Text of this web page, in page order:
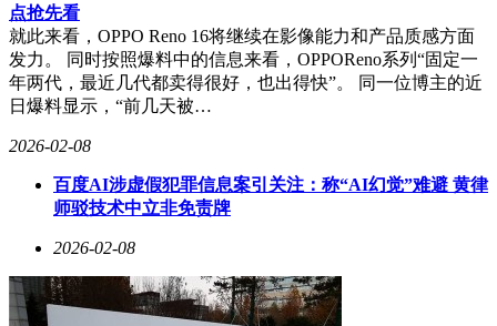
点抢先看
就此来看，OPPO Reno 16将继续在影像能力和产品质感方面
发力。 同时按照爆料中的信息来看，OPPOReno系列“固定一
年两代，最近几代都卖得很好，也出得快”。 同一位博主的近
日爆料显示，“前几天被…
2026-02-08
百度AI涉虚假犯罪信息案引关注：称“AI幻觉”难避 黄律
师驳技术中立非免责牌
2026-02-08